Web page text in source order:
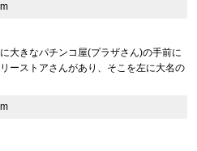
大きなパチンコ屋(プラザさん)の手前に
ーストアさんがあり、そこを左に大名の